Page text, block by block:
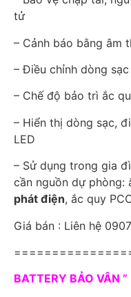
tử
– Cảnh báo bằng âm
– Điều chỉnh dòng
– Chế độ bảo trì ắc
– Hiển thị dòng sạc,
LED
– Sử dụng trong gia
cần nguồn dự phòng:
phát điện, ắc quy
Giá bán : Liên hệ
BATTERY BẢO VÂN